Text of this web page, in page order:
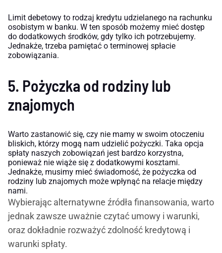
Limit debetowy to rodzaj kredytu udzielanego na rachunku
osobistym w banku. W ten sposób możemy mieć dostęp
do dodatkowych środków, gdy tylko ich potrzebujemy.
Jednakże, trzeba pamiętać o terminowej spłacie
zobowiązania.
5. Pożyczka od rodziny lub
znajomych
Warto zastanowić się, czy nie mamy w swoim otoczeniu
bliskich, którzy mogą nam udzielić pożyczki. Taka opcja
spłaty naszych zobowiązań jest bardzo korzystna,
ponieważ nie wiąże się z dodatkowymi kosztami.
Jednakże, musimy mieć świadomość, że pożyczka od
rodziny lub znajomych może wpłynąć na relacje między
nami.
Wybierając alternatywne źródła finansowania, warto
jednak zawsze uważnie czytać umowy i warunki,
oraz dokładnie rozważyć zdolność kredytową i
warunki spłaty.